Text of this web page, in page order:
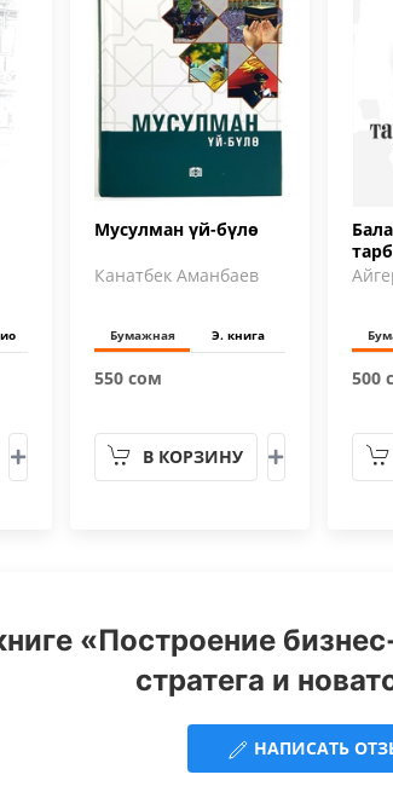
Мусулман үй-бүлө
Канатбек Аманбаев
Бумажная Э. книга
550 сом
В КОРЗИНУ
500
«Построение
стратега и
НАПИСАТЬ